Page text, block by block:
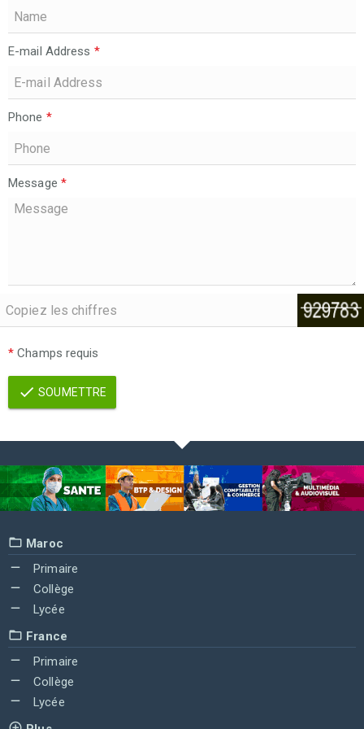
E-mail Address *
Phone *
Message *
* Champs requis
SOUMETTRE
Maroc
Primaire
Collège
Lycée
France
Primaire
Collège
Lycée